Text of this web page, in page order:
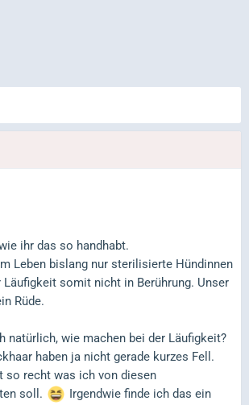
ihr das so handhabt.
Leben bislang nur sterilisierte Hündinnen
somit nicht in Berührung. Unser
Rüde.
natürlich, wie machen bei der Läufigkeit?
haben ja nicht gerade kurzes Fell.
so recht was ich von diesen
soll.
Irgendwie finde ich das ein